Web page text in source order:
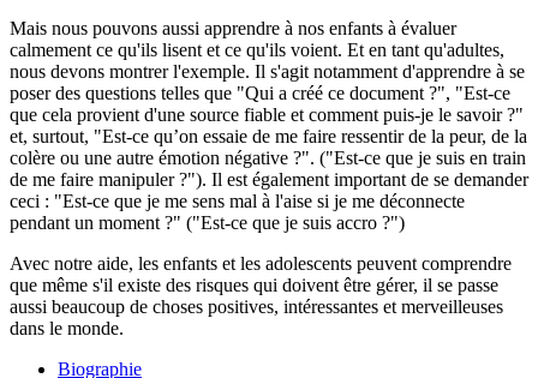
Mais nous pouvons aussi apprendre à nos enfants à évaluer
calmement ce qu'ils lisent et ce qu'ils voient. Et en tant qu'adultes,
nous devons montrer l'exemple. Il s'agit notamment d'apprendre à se
poser des questions telles que "Qui a créé ce document ?", "Est-ce
que cela provient d'une source fiable et comment puis-je le savoir ?"
et, surtout, "Est-ce qu’on essaie de me faire ressentir de la peur, de la
colère ou une autre émotion négative ?". ("Est-ce que je suis en train
de me faire manipuler ?"). Il est également important de se demander
ceci : "Est-ce que je me sens mal à l'aise si je me déconnecte
pendant un moment ?" ("Est-ce que je suis accro ?")
Avec notre aide, les enfants et les adolescents peuvent comprendre
que même s'il existe des risques qui doivent être gérer, il se passe
aussi beaucoup de choses positives, intéressantes et merveilleuses
dans le monde.
Biographie